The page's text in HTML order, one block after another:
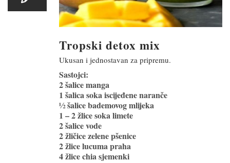
Tropski detox mix
Ukusan i jednostavan za pripremu.
Sastojci:
2 šalice manga
1 šalica soka iscijeđene naranče
½ šalice bademovog mlijeka
1 – 2 žlice soka limete
2 šalice vode
2 žličice zelene pšenice
2 žlice lucuma praha
4 žlice chia sjemenki